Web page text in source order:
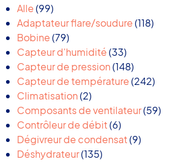
Alle 9999
produits
Adaptateur flare/soudure 118118
Bobine 7979
produits
Capteur d'humidité 3333
produits
Capteur de pression 148148
produits
Capteur de température 242242
Climatisation 22
produits
Composants de ventilateur 5959
Contrôleur de débit 66
produits
Dégivreur de condensat 99
Déshydrateur 135135